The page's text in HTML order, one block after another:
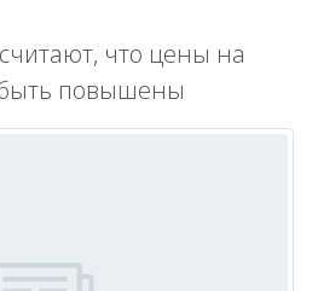
что цены на
повышены